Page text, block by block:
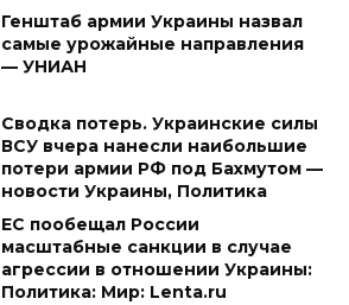
Генштаб армии Украины назвал
самые урожайные направления
— УНИАН
Сводка потерь. Украинские силы
ВСУ вчера нанесли наибольшие
потери армии РФ под Бахмутом —
новости Украины, Политика
ЕС пообещал России
масштабные санкции в случае
агрессии в отношении Украины:
Политика: Мир: Lenta.ru